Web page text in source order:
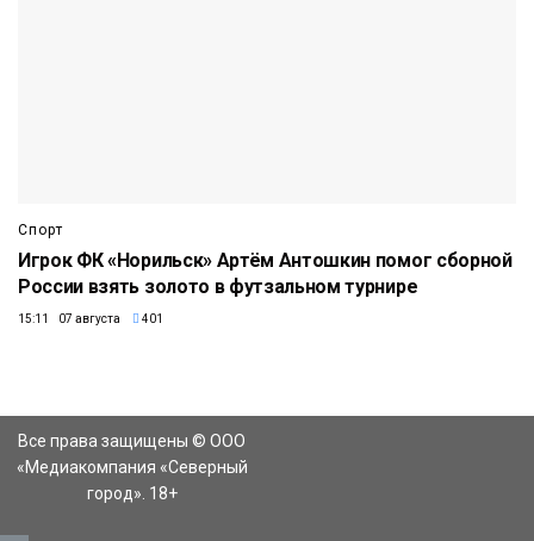
Спорт
Игрок ФК «Норильск» Артём Антошкин помог сборной
России взять золото в футзальном турнире
15:11 07 августа 401
Все права защищены © ООО
«Медиакомпания «Северный
город». 18+